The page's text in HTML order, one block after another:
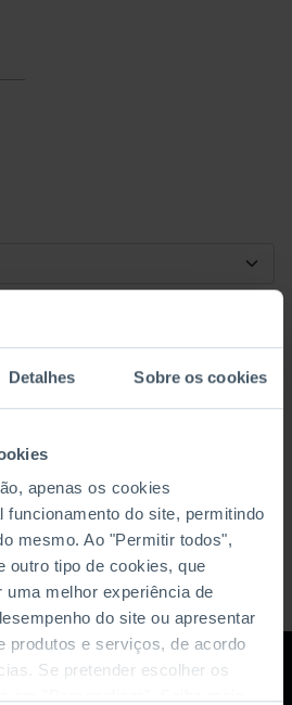
Detalhes Sobre os cookies
apenas os cookies
funcionamento do site, permitindo
mesmo. Ao "Permitir todos",
outro tipo de cookies, que
uma melhor experiência de
do site ou apresentar
produtos e serviços, de acordo
Se pretender escolher os